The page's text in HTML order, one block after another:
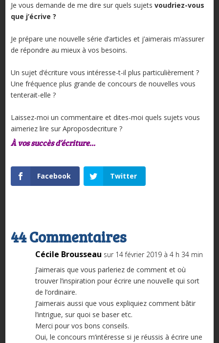
Je vous demande de me dire sur quels sujets voudriez-vous
que j’écrive ?
Je prépare une nouvelle série d’articles et j’aimerais m’assurer
de répondre au mieux à vos besoins.
Un sujet d’écriture vous intéresse-t-il plus particulièrement ?
Une fréquence plus grande de concours de nouvelles vous
tenterait-elle ?
Laissez-moi un commentaire et dites-moi quels sujets vous
aimeriez lire sur Aproposdecriture ?
À vos succès d’écriture…
Facebook Twitter
44 Commentaires
Cécile Brousseau sur 14 février 2019 à 4 h 34 min
J’aimerais que vous parleriez de comment et où
trouver l’inspiration pour écrire une nouvelle qui sort
de l’ordinaire.
J’aimerais aussi que vous expliquiez comment bâtir
l’intrigue, sur quoi se baser etc.
Merci pour vos bons conseils.
Oui, le concours m’intéresse si je réussis à écrire une